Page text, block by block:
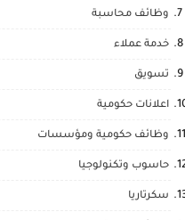
وظائف محاسبة
خدمة عملاء
تسويق
اعلانات حكومية
وظائف حكومية ومؤسسات
حاسوب وتكنولوجيا
سكرتاريا